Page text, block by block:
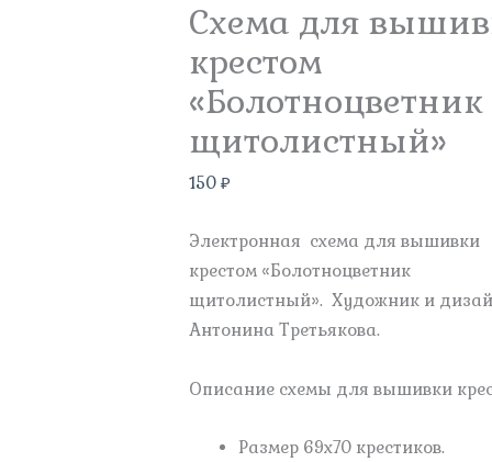
Схема для
крестом
«Болотноцветник
щитолистный»
150₽
Электронная схема для вышивки
крестом «Болотноцветник
щитолистный». Художник и
Антонина Третьякова.
Описание схемы для вышивки
Размер 69х70 крестиков.